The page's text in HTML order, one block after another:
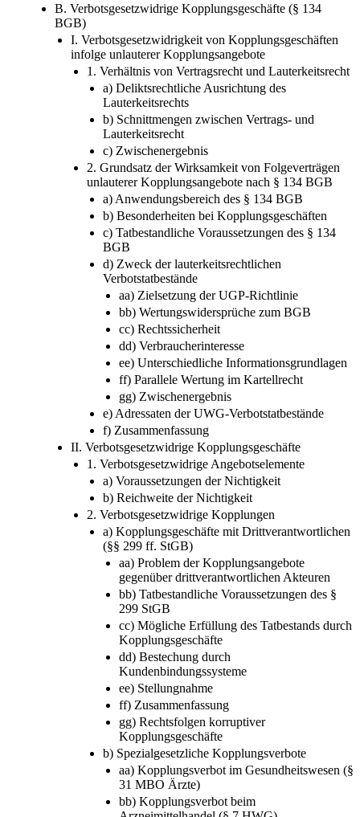
B. Verbotsgesetzwidrige Kopplungsgeschäfte (§ 134
BGB)
I. Verbotsgesetzwidrigkeit von Kopplungsgeschäften
infolge unlauterer Kopplungsangebote
1. Verhältnis von Vertragsrecht und Lauterkeitsrecht
a) Deliktsrechtliche Ausrichtung des
Lauterkeitsrechts
b) Schnittmengen zwischen Vertrags- und
Lauterkeitsrecht
c) Zwischenergebnis
2. Grundsatz der Wirksamkeit von Folgeverträgen
unlauterer Kopplungsangebote nach § 134 BGB
a) Anwendungsbereich des § 134 BGB
b) Besonderheiten bei Kopplungsgeschäften
c) Tatbestandliche Voraussetzungen des § 134
BGB
d) Zweck der lauterkeitsrechtlichen
Verbotstatbestände
aa) Zielsetzung der UGP-Richtlinie
bb) Wertungswidersprüche zum BGB
cc) Rechtssicherheit
dd) Verbraucherinteresse
ee) Unterschiedliche Informationsgrundlagen
ff) Parallele Wertung im Kartellrecht
gg) Zwischenergebnis
e) Adressaten der UWG-Verbotstatbestände
f) Zusammenfassung
II. Verbotsgesetzwidrige Kopplungsgeschäfte
1. Verbotsgesetzwidrige Angebotselemente
a) Voraussetzungen der Nichtigkeit
b) Reichweite der Nichtigkeit
2. Verbotsgesetzwidrige Kopplungen
a) Kopplungsgeschäfte mit Drittverantwortlichen
(§§ 299 ff. StGB)
aa) Problem der Kopplungsangebote
gegenüber drittverantwortlichen Akteuren
bb) Tatbestandliche Voraussetzungen des §
299 StGB
cc) Mögliche Erfüllung des Tatbestands durch
Kopplungsgeschäfte
dd) Bestechung durch
Kundenbindungssysteme
ee) Stellungnahme
ff) Zusammenfassung
gg) Rechtsfolgen korruptiver
Kopplungsgeschäfte
b) Spezialgesetzliche Kopplungsverbote
aa) Kopplungsverbot im Gesundheitswesen (§
31 MBO Ärzte)
bb) Kopplungsverbot beim